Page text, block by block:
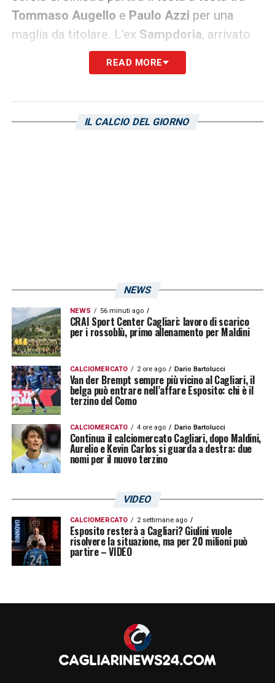
Tommaso Augello e Paulo Azzi per una
maglia da titolare. L’ex Sampdoria, arrivato
sull’isola in estate, ha collezionato finora 6
presenze con 433 minuti in campo. Il
presenze con 331 minuti sul terreno di gioco.
READ MORE
IL CALCIO DEL GIORNO
NEWS
NEWS 56 minuti ago
CRAI Sport Center Cagliari: lavoro di scarico
per i rossoblù, primo allenamento per Maldini
CALCIOMERCATO 2 ore ago Dario Bartolucci
Van der Brempt sempre più vicino al Cagliari, il
belga può entrare nell’affare Esposito: chi è il
terzino del Como
CALCIOMERCATO 4 ore ago Dario Bartolucci
Continua il calciomercato Cagliari, dopo Maldini,
Aurelio e Kevin Carlos si guarda a destra: due
nomi per il nuovo terzino
VIDEO
CALCIOMERCATO 2 settimane ago
Esposito resterà a Cagliari? Giulini vuole
risolvere la situazione, ma per 20 milioni può
partire – VIDEO